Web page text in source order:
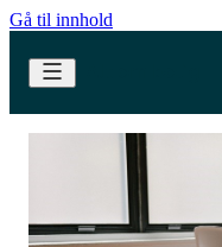
Gå til innhold